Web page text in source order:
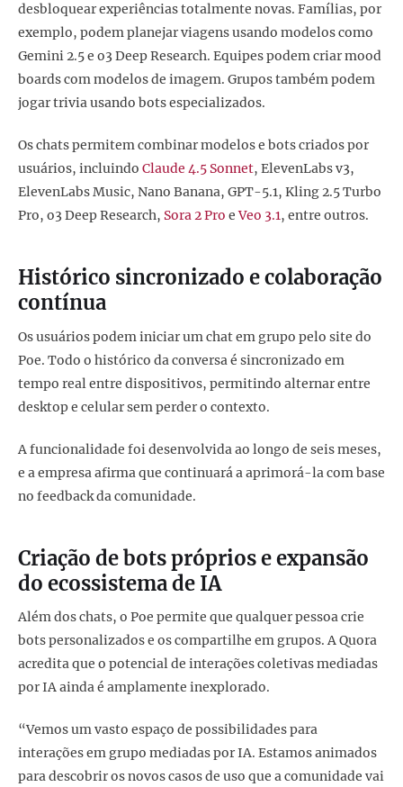
desbloquear experiências totalmente novas. Famílias, por
exemplo, podem planejar viagens usando modelos como
Gemini 2.5 e o3 Deep Research. Equipes podem criar mood
boards com modelos de imagem. Grupos também podem
jogar trivia usando bots especializados.
Os chats permitem combinar modelos e bots criados por
usuários, incluindo Claude 4.5 Sonnet, ElevenLabs v3,
ElevenLabs Music, Nano Banana, GPT-5.1, Kling 2.5 Turbo
Pro, o3 Deep Research, Sora 2 Pro eVeo 3.1, entre outros.
Histórico sincronizado e colaboração
contínua
Os usuários podem iniciar um chat em grupo pelo site do
Poe. Todo o histórico da conversa é sincronizado em
tempo real entre dispositivos, permitindo alternar entre
desktop e celular sem perder o contexto.
A funcionalidade foi desenvolvida ao longo de seis meses,
e a empresa afirma que continuará a aprimorá-la com base
no feedback da comunidade.
Criação de bots próprios e expansão
do ecossistema de IA
Além dos chats, o Poe permite que qualquer pessoa crie
bots personalizados e os compartilhe em grupos. A Quora
acredita que o potencial de interações coletivas mediadas
por IA ainda é amplamente inexplorado.
“Vemos um vasto espaço de possibilidades para
interações em grupo mediadas por IA. Estamos animados
para descobrir os novos casos de uso que a comunidade vai